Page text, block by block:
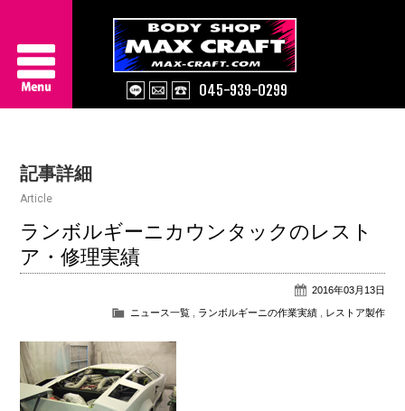
045-939-0299
About Us
Works
Information
Contact/Access
記事詳細
Article
ランボルギーニカウンタックのレスト
ア・修理実績
2016年03月13日
ニュース一覧, ランボルギーニの作業実績, レストア製作